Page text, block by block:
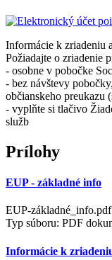
Informácie k zriadeniu
Požiadajte o zriadenie
- osobne v pobočke
- bez návštevy
občianskeho preukazu
- vyplňte si tlačivo
služb
Prílohy
EUP - základné info
EUP-základné_info.pdf
Typ súboru: PDF
Informácie k